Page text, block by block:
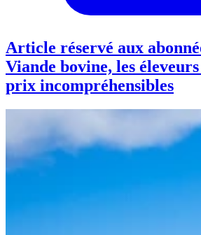
Article réservé aux
Viande bovine, les
prix incompréhensibles